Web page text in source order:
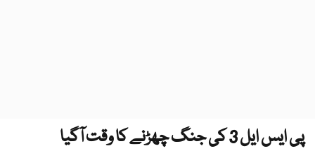
پی ایس ایل 3 کی جنگ چھڑنے کا وقت آگیا